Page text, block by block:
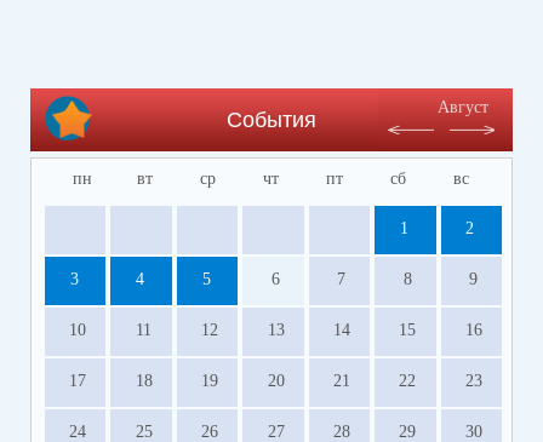
События
Август
пн вт ср чт пт сб вс
1 2
3 4 5 6 7 8 9
10 11 12 13 14 15 16
17 18 19 20 21 22 23
24 25 26 27 28 29 30